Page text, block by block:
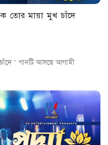
তোর মায়া মুখ চাঁদে
" গানটি আসছে আগামী